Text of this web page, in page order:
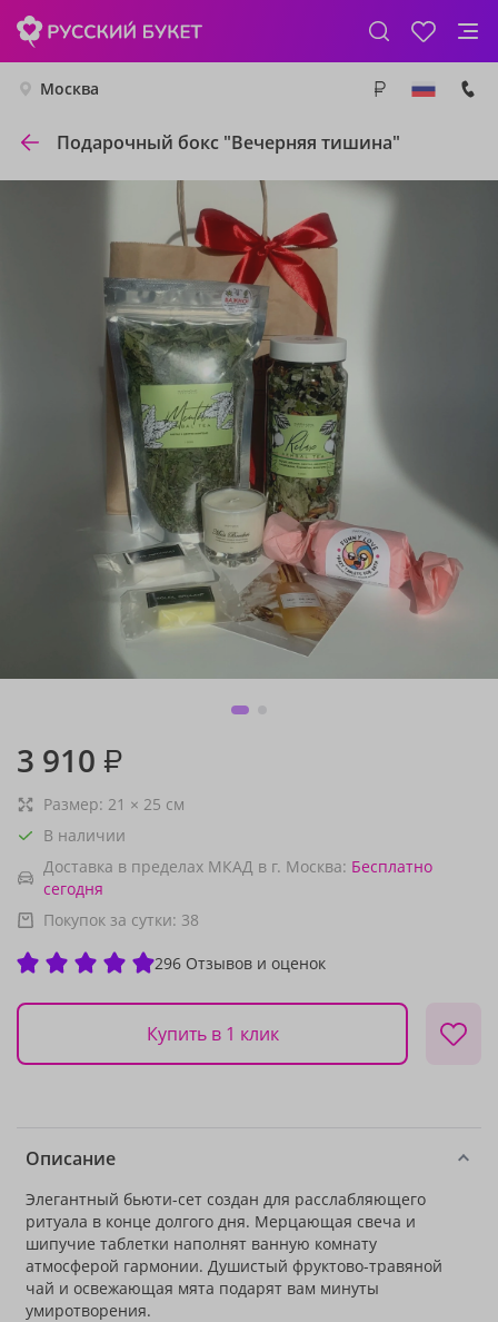
Москва
Подарочный бокс "Вечерняя тишина"
3 910 ₽
Размер: 21 × 25 см
В наличии
Доставка в пределах МКАД в г. Москва: Бесплатно
сегодня
Покупок за сутки: 38
296 Отзывов и оценок
Купить в 1 клик
Описание
Элегантный бьюти-сет создан для расслабляющего
ритуала в конце долгого дня. Мерцающая свеча и
шипучие таблетки наполнят ванную комнату
атмосферой гармонии. Душистый фруктово-травяной
чай и освежающая мята подарят вам минуты
умиротворения.